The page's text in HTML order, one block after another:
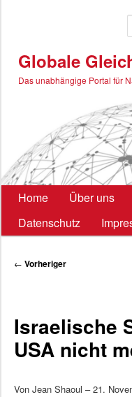
Globale
Das unabhängige Portal für
Hauptmenü
Home Über uns
Datenschutz
Beitragsnavigation
← Vorheriger
Israelische
USA nicht
Von Jean Shaoul – 21.